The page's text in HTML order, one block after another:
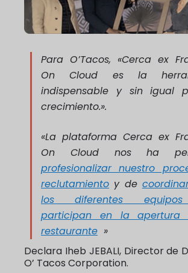
Para O’Tacos, «Cerca ex
On Cloud es la
indispensable y sin igual
crecimiento.».
«La plataforma Cerca ex
On Cloud nos ha
profesionalizar nuestro
reclutamiento y de
los diferentes
participan en la apertura
restaurante »
Declara Iheb JEBALI, Director de
O’ Tacos Corporation.